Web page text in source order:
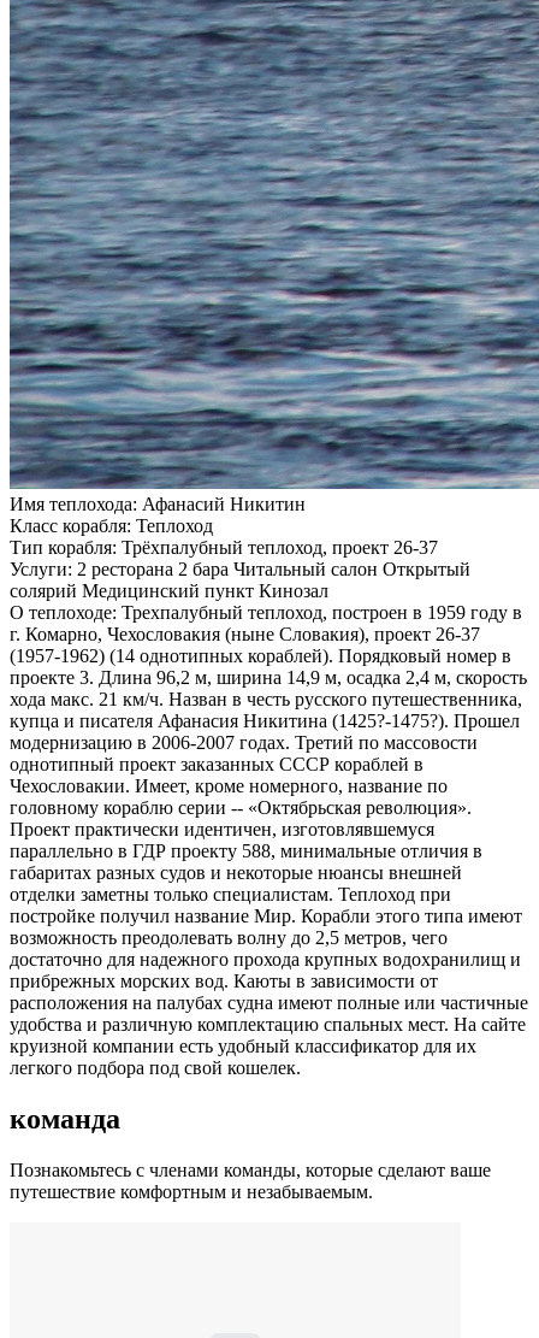
Имя теплохода: Афанасий Никитин
Класс корабля: Теплоход
Тип корабля: Трёхпалубный теплоход, проект 26-37
Услуги: 2 ресторана 2 бара Читальный салон Открытый
солярий Медицинский пункт Кинозал
О теплоходе: Трехпалубный теплоход, построен в 1959 году в
г. Комарно, Чехословакия (ныне Словакия), проект 26-37
(1957-1962) (14 однотипных кораблей). Порядковый номер в
проекте 3. Длина 96,2 м, ширина 14,9 м, осадка 2,4 м, скорость
хода макс. 21 км/ч. Назван в честь русского путешественника,
купца и писателя Афанасия Никитина (1425?-1475?). Прошел
модернизацию в 2006-2007 годах. Третий по массовости
однотипный проект заказанных СССР кораблей в
Чехословакии. Имеет, кроме номерного, название по
головному кораблю серии -- «Октябрьская революция».
Проект практически идентичен, изготовлявшемуся
параллельно в ГДР проекту 588, минимальные отличия в
габаритах разных судов и некоторые нюансы внешней
отделки заметны только специалистам. Теплоход при
постройке получил название Мир. Корабли этого типа имеют
возможность преодолевать волну до 2,5 метров, чего
достаточно для надежного прохода крупных водохранилищ и
прибрежных морских вод. Каюты в зависимости от
расположения на палубах судна имеют полные или частичные
удобства и различную комплектацию спальных мест. На сайте
круизной компании есть удобный классификатор для их
легкого подбора под свой кошелек.
команда
Познакомьтесь с членами команды, которые сделают ваше
путешествие комфортным и незабываемым.